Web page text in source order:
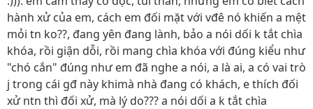
hành xử của em, cách em đối mặt với vđê nó khiến a mệt
mỏi tn ko??, đang yên đang lành, bảo a nói dối k tắt chìa
khóa, rồi giận dỗi, rồi mang chìa khóa với đúng kiểu như
"chó cắn" đúng như em đã nghe a nói, a là ai, a có vai trò
j trong cái gđ này khimà nhà đang có khách, e thích đối
xử ntn thì đối xử, mà lý do??? a nói dối a k tắt chìa